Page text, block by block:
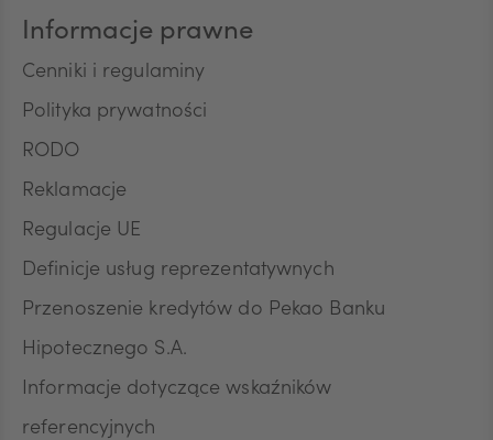
Pana/Pani danych osobowych: identyfikacyjne,
teleadresowe, dotyczące sytuacji ekonomicznej,
poziomu wykształcenia oraz posiadanych
dobrowolnie i oświadczam, że zostałem/am/
wycofanie zgody nie wpływa na zgodność z
podstawie zgody przed jej wycofaniem.
Informacje prawne
Cenniki i regulaminy
Polityka prywatności
RODO
Reklamacje
Regulacje UE
Definicje usług reprezentatywnych
Przenoszenie kredytów do Pekao Banku
Hipotecznego S.A.
Informacje dotyczące wskaźników
referencyjnych